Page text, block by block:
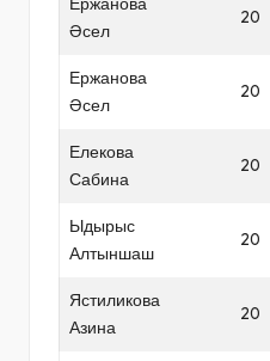
Әсел
20
Ержанова
Әсел
20
Елекова
Сабина
20
Ыдырыс
Алтыншаш
20
Ястиликова
Азина
20